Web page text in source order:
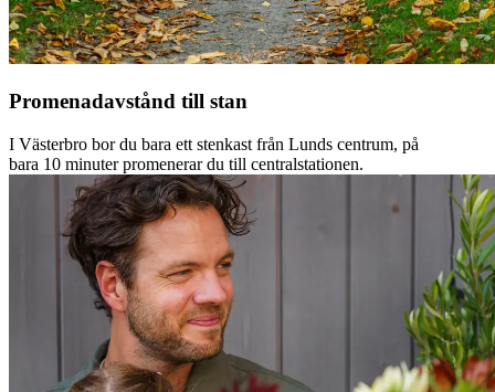
Promenadavstånd till stan
I Västerbro bor du bara ett stenkast från Lunds centrum, på
bara 10 minuter promenerar du till centralstationen.